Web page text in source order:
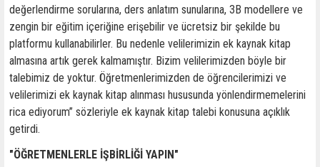
değerlendirme sorularına, ders anlatım sunularına, 3B modellere ve
zengin bir eğitim içeriğine erişebilir ve ücretsiz bir şekilde bu
platformu kullanabilirler. Bu nedenle velilerimizin ek kaynak kitap
almasına artık gerek kalmamıştır. Bizim velilerimizden böyle bir
talebimiz de yoktur. Öğretmenlerimizden de öğrencilerimizi ve
velilerimizi ek kaynak kitap alınması hususunda yönlendirmemelerini
rica ediyorum” sözleriyle ek kaynak kitap talebi konusuna açıklık
getirdi.
"ÖĞRETMENLERLE İŞBİRLİĞİ YAPIN"